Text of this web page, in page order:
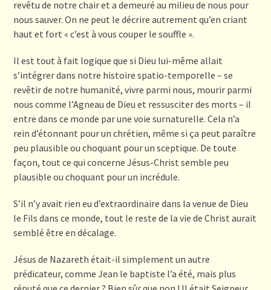
revêtu de notre chair et a demeuré au milieu de nous pour
nous sauver. On ne peut le décrire autrement qu’en criant
haut et fort « c’est à vous couper le souffle ».
Il est tout à fait logique que si Dieu lui-même allait
s’intégrer dans notre histoire spatio-temporelle – se
revêtir de notre humanité, vivre parmi nous, mourir parmi
nous comme l’Agneau de Dieu et ressusciter des morts – il
entre dans ce monde par une voie surnaturelle. Cela n’a
rein d’étonnant pour un chrétien, même si ça peut paraître
peu plausible ou choquant pour un sceptique. De toute
façon, tout ce qui concerne Jésus-Christ semble peu
plausible ou choquant pour un incrédule.
S’il n’y avait rien eu d’extraordinaire dans la venue de Dieu
le Fils dans ce monde, tout le reste de la vie de Christ aurait
semblé être en décalage.
Jésus de Nazareth était-il simplement un autre
prédicateur, comme Jean le baptiste l’a été, mais plus